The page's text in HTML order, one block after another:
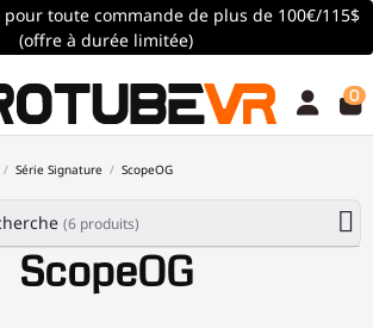
pour toute commande de plus de 100€/115$
(offre à durée limitée)
0
Série Signature ScopeOG
ScopeOG
(6 produits)